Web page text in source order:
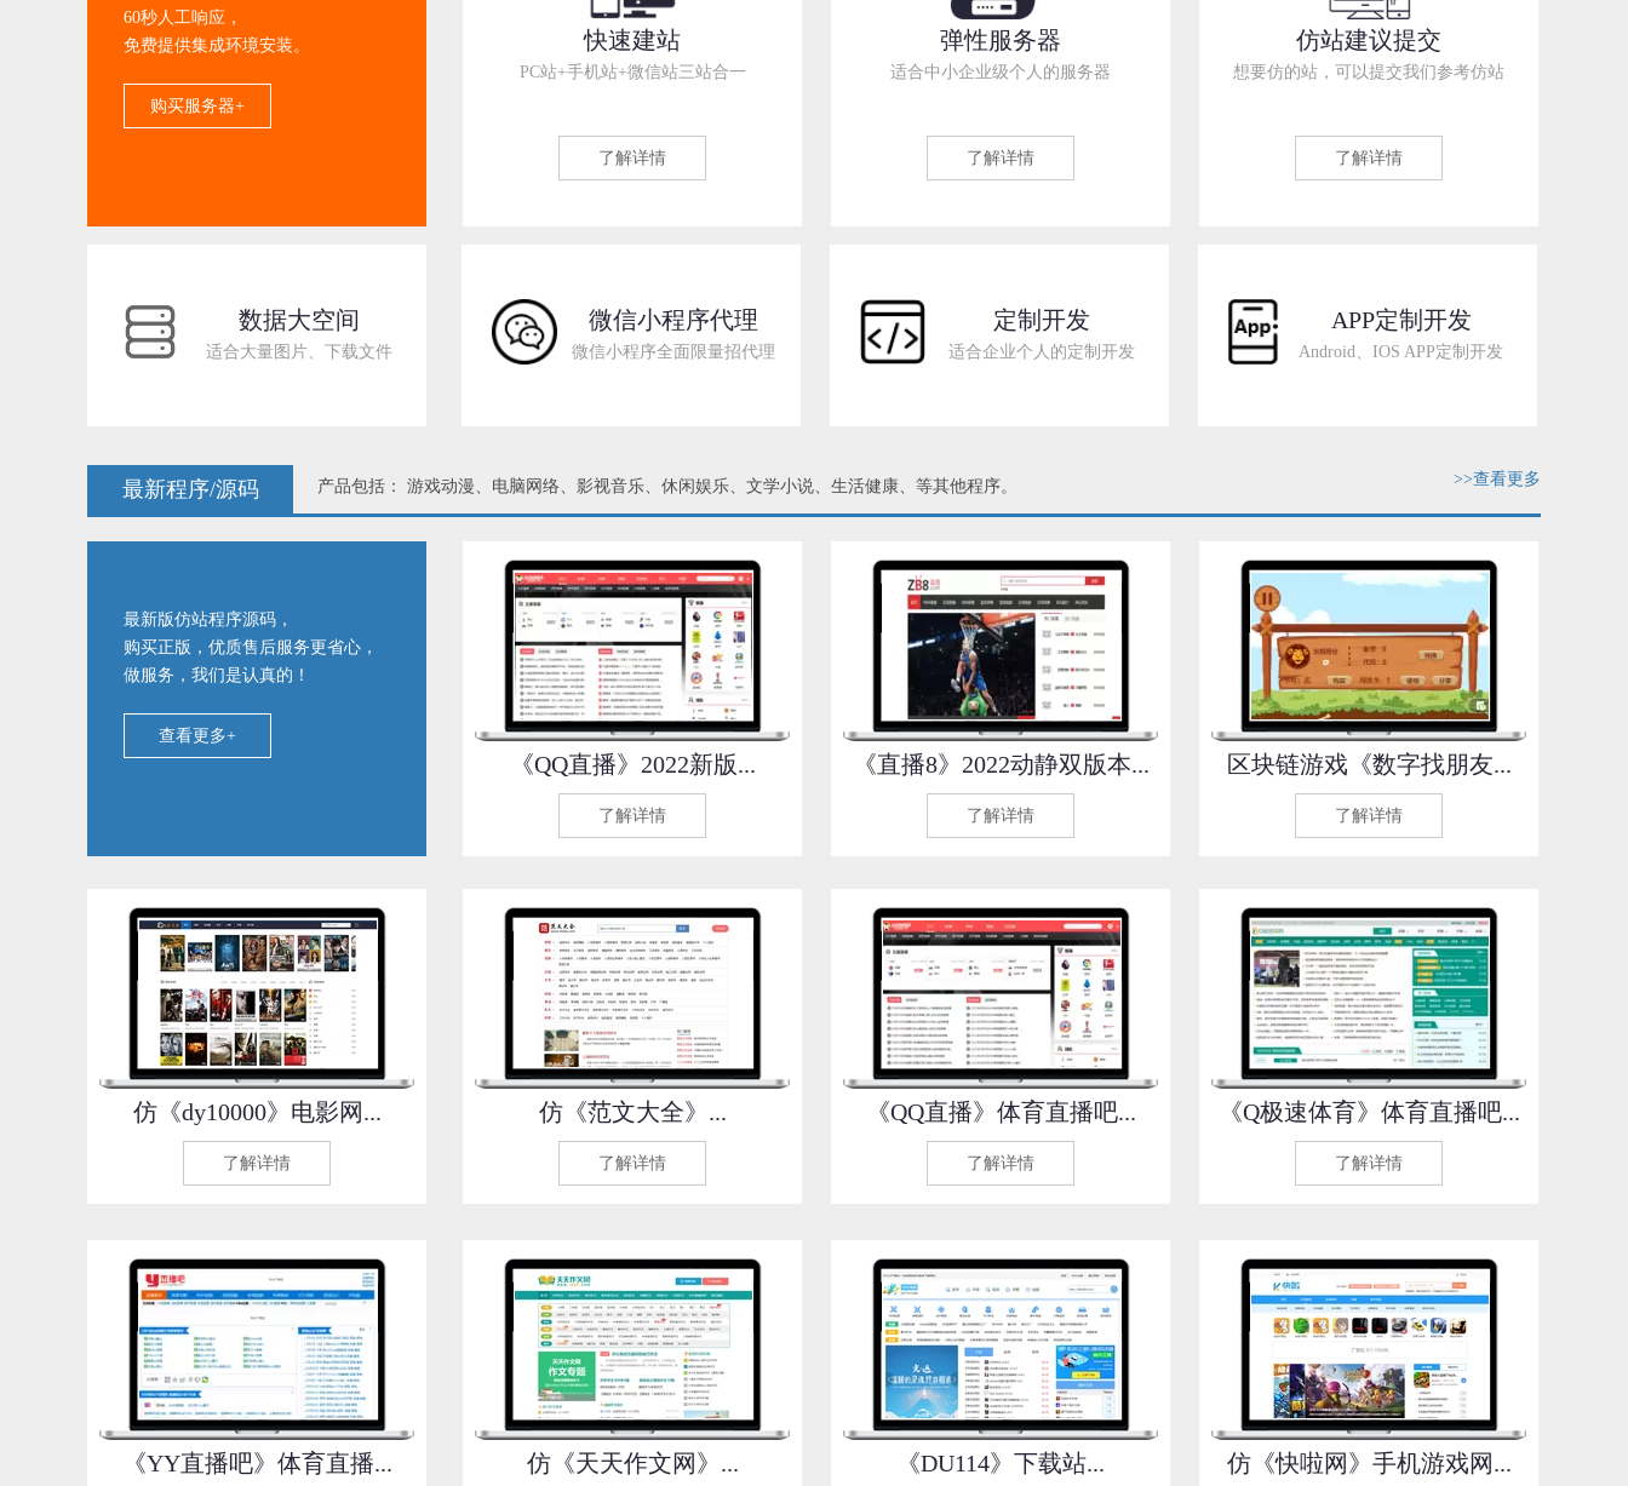
60秒人工响应，
免费提供集成环境安装。
购买服务器+
快速建站
PC站+手机站+微信站三站合一
了解详情
弹性服务器
适合中小企业级个人的服务器
了解详情
仿站建议提交
想要仿的站，可以提交我们参考仿站
了解详情
数据大空间
适合大量图片、下载文件
微信小程序代理
微信小程序全面限量招代理
定制开发
适合企业个人的定制开发
APP定制开发
Android、IOS APP定制开发
最新程序/源码 产品包括： 游戏动漫、电脑网络、影视音乐、休闲娱乐、文学小说、生活健康、等其他程序。 >>查看更多
最新版仿站程序源码，
购买正版，优质售后服务更省心，
做服务，我们是认真的！
查看更多+
《QQ直播》2022新版...
了解详情
《直播8》2022动静双版本...
了解详情
区块链游戏《数字找朋友...
了解详情
仿《dy10000》电影网...
了解详情
仿《范文大全》...
了解详情
《QQ直播》体育直播吧...
了解详情
《Q极速体育》体育直播吧...
了解详情
《YY直播吧》体育直播... 仿《天天作文网》... 《DU114》下载站... 仿《快啦网》手机游戏网...